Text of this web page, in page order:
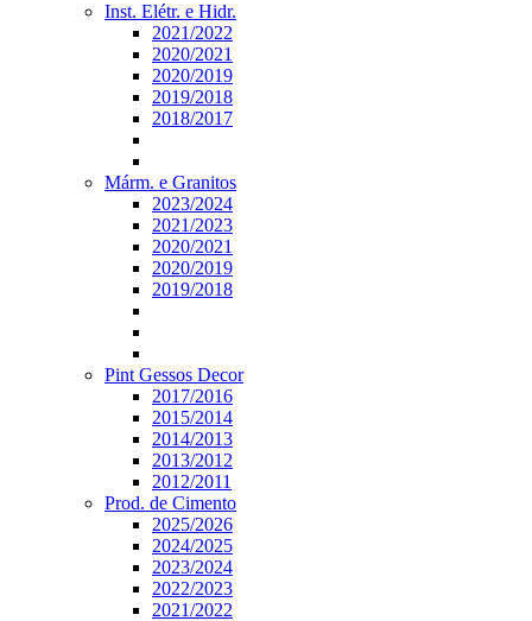
Inst. Elétr. e Hidr.
2021/2022
2020/2021
2020/2019
2019/2018
2018/2017
Márm. e Granitos
2023/2024
2021/2023
2020/2021
2020/2019
2019/2018
Pint Gessos Decor
2017/2016
2015/2014
2014/2013
2013/2012
2012/2011
Prod. de Cimento
2025/2026
2024/2025
2023/2024
2022/2023
2021/2022